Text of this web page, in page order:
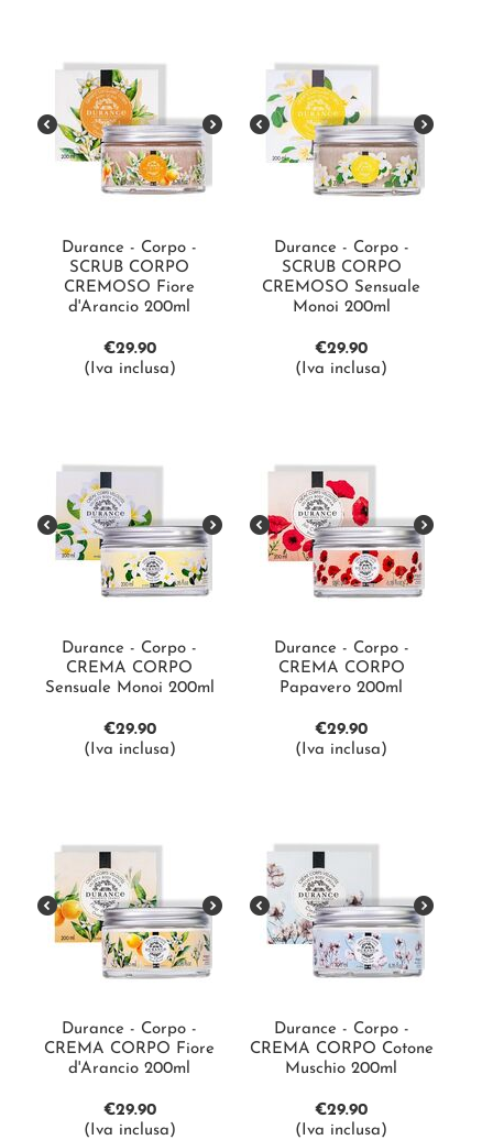
Durance - Corpo -
SCRUB CORPO
CREMOSO Fiore
d'Arancio 200ml
€29.90
(Iva inclusa)
Durance - Corpo -
SCRUB CORPO
CREMOSO Sensuale
Monoi 200ml
€29.90
(Iva inclusa)
Durance - Corpo -
CREMA CORPO
Sensuale Monoi 200ml
€29.90
(Iva inclusa)
Durance - Corpo -
CREMA CORPO
Papavero 200ml
€29.90
(Iva inclusa)
Durance - Corpo -
CREMA CORPO Fiore
d'Arancio 200ml
€29.90
(Iva inclusa)
Durance - Corpo -
CREMA CORPO Cotone
Muschio 200ml
€29.90
(Iva inclusa)